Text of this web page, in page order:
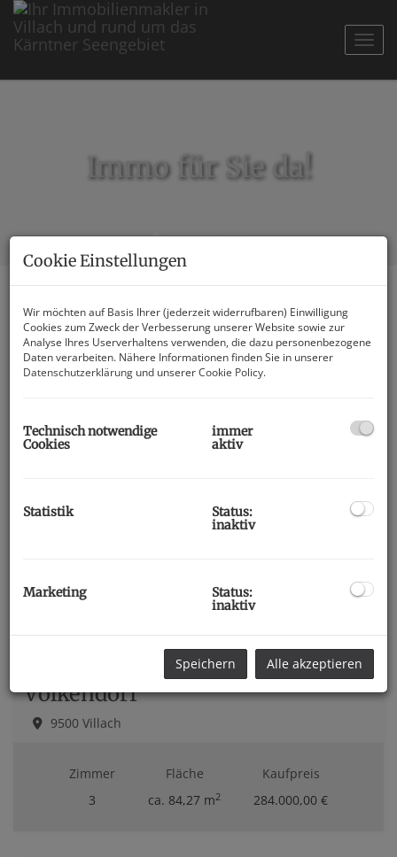
Immo für Sie da!
Kauf
Miete
Wohnungen
Unsere Topobjekte
Moderne Wohnung in Villach-
Völkendorf
9500 Villach
Zimmer
3
Fläche
ca. 84,27 m2
Kaufpreis
284.000,00 €
Cookie Einstellungen
Wir möchten auf Basis Ihrer (jederzeit widerrufbaren) Einwilligung
Cookies zum Zweck der Verbesserung unserer Website sowie zur
Analyse Ihres Userverhaltens verwenden, die dazu personenbezogene
Daten verarbeiten. Nähere Informationen finden Sie in unserer
Datenschutzerklärung und unsererCookie Policy.
Technisch notwendige
Cookies
immer
aktiv
Statistik
Status:
inaktiv
Marketing
Status:
inaktiv
Speichern Alle akzeptieren